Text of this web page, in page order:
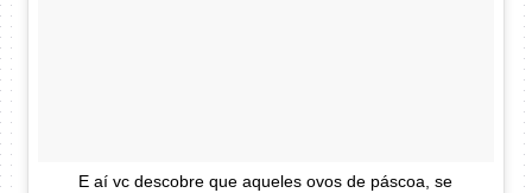
E aí vc descobre que aqueles ovos de páscoa, se